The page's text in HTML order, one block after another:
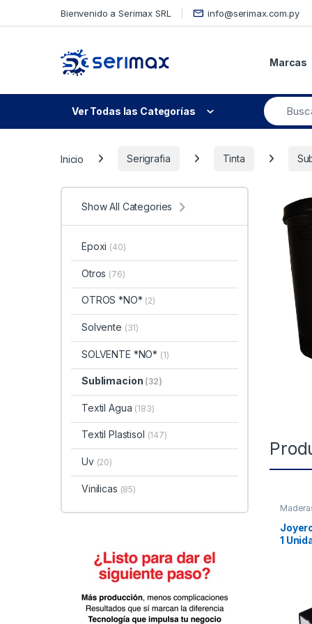
Bienvenido a Serimax SRL info@serimax.com.py
Marcas
Ver Todas las Categorías
Inicio Serigrafia Tinta
1
Show All Categories
Epoxi (40)
Otros (76)
OTROS *NO* (2)
Solvente (31)
SOLVENTE *NO* (1)
Sublimacion (32)
Textil Agua (183)
Textil Plastisol (147)
Uv (20)
Vinilicas (85)